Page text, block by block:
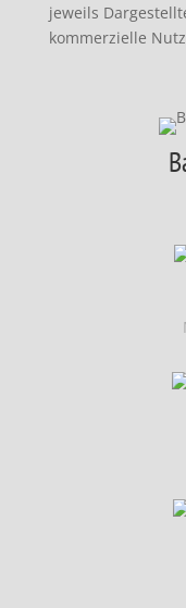
jeweils
kommerzielle